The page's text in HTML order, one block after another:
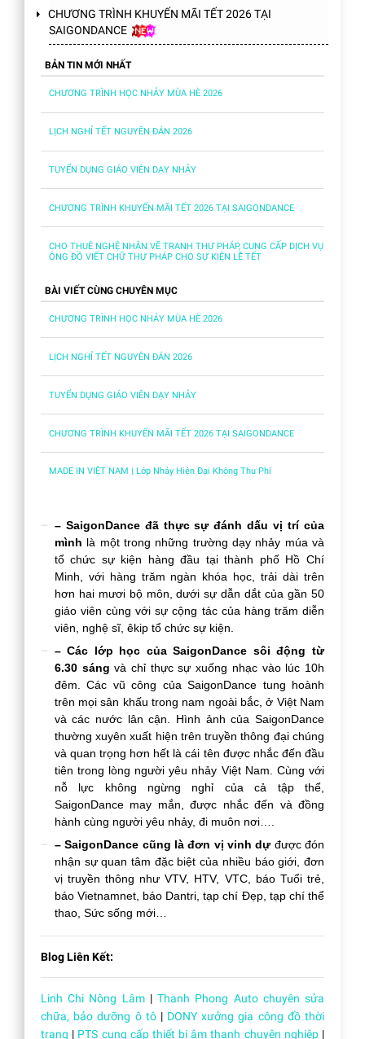
CHƯƠNG TRÌNH KHUYẾN MÃI TẾT 2026 TẠI
SAIGONDANCE
BẢN TIN MỚI NHẤT
CHƯƠNG TRÌNH HỌC NHẢY MÙA HÈ 2026
LỊCH NGHỈ TẾT NGUYÊN ĐÁN 2026
TUYỂN DỤNG GIÁO VIÊN DẠY NHẢY
CHƯƠNG TRÌNH KHUYẾN MÃI TẾT 2026 TẠI SAIGONDANCE
CHO THUÊ NGHỆ NHÂN VẼ TRANH THƯ PHÁP, CUNG CẤP DỊCH VỤ
ÔNG ĐỒ VIẾT CHỮ THƯ PHÁP CHO SỰ KIỆN LỄ TẾT
BÀI VIẾT CÙNG CHUYÊN MỤC
CHƯƠNG TRÌNH HỌC NHẢY MÙA HÈ 2026
LỊCH NGHỈ TẾT NGUYÊN ĐÁN 2026
TUYỂN DỤNG GIÁO VIÊN DẠY NHẢY
CHƯƠNG TRÌNH KHUYẾN MÃI TẾT 2026 TẠI SAIGONDANCE
MADE IN VIỆT NAM | Lớp Nhảy Hiện Đại Không Thu Phí
– SaigonDance đã thực sự đánh dấu vị trí của
mình là một trong những trường dạy nhảy múa và
tổ chức sự kiện hàng đầu tại thành phố Hồ Chí
Minh, với hàng trăm ngàn khóa học, trải dài trên
hơn hai mươi bộ môn, dưới sự dẫn dắt của gần 50
giáo viên cùng với sự cộng tác của hàng trăm diễn
viên, nghệ sĩ, êkip tổ chức sự kiện.
– Các lớp học của SaigonDance sôi động từ
6.30 sáng và chỉ thực sự xuống nhạc vào lúc 10h
đêm. Các vũ công của SaigonDance tung hoành
trên mọi sân khấu trong nam ngoài bắc, ở Việt Nam
và các nước lân cận. Hình ảnh của SaigonDance
thường xuyên xuất hiện trên truyền thông đại chúng
và quan trọng hơn hết là cái tên được nhắc đến đầu
tiên trong lòng người yêu nhảy Việt Nam. Cùng với
nỗ lực không ngừng nghỉ của cả tập thể,
SaigonDance may mắn, được nhắc đến và đồng
hành cùng người yêu nhảy, đi muôn nơi….
– SaigonDance cũng là đơn vị vinh dựđược đón
nhận sự quan tâm đặc biệt của nhiều báo giới, đơn
vị truyền thông như VTV, HTV, VTC, báo Tuổi trẻ,
báo Vietnamnet, báo Dantri, tạp chí Đẹp, tạp chí thể
thao, Sức sống mới…
Blog Liên Kết:
Linh Chi Nông Lâm|Thanh Phong Auto chuyên sửa
chữa, bảo dưỡng ô tô| DONY xưởng gia công đồ thời
trang | PTS cung cấp thiết bị âm thanh chuyên nghiệp|